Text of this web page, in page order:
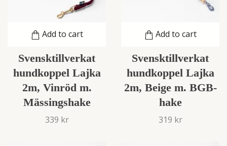
Add to cart
Svensktillverkat
hundkoppel Lajka
2m, Vinröd m.
Mässingshake
339 kr
Add to cart
Svensktillverkat
hundkoppel Lajka
2m, Beige m. BGB-
hake
319 kr